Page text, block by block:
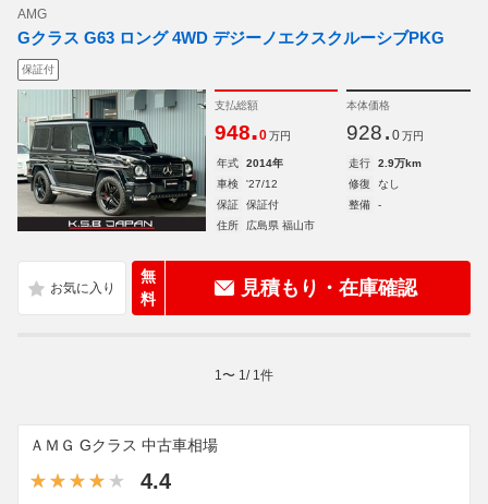
AMG
Gクラス G63 ロング 4WD デジーノエクスクルーシブPKG
保証付
支払総額
948.0 万円
本体価格
928. 0 万円
年式 2014年 走行
2.9万km
車検
'27/12 修復
なし
保証
保証付 整備
-
住所
広島県 福山市
無
料
見積もり・在庫確認
1 〜 1 / 1 件
ＡＭＧ Gクラス 中古車相場
4.4